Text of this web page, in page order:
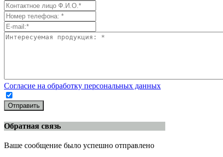
Согласие на обработку персональных данных
Отправить
Обратная связь
Ваше сообщение было успешно отправлено